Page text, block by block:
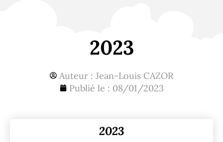
2023
Auteur : Jean-Louis CAZOR
Publié le : 08/01/2023
2023